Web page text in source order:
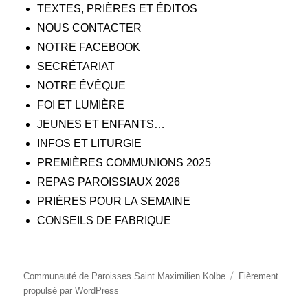
TEXTES, PRIÈRES ET ÉDITOS
NOUS CONTACTER
NOTRE FACEBOOK
SECRÉTARIAT
NOTRE ÉVÊQUE
FOI ET LUMIÈRE
JEUNES ET ENFANTS…
INFOS ET LITURGIE
PREMIÈRES COMMUNIONS 2025
REPAS PAROISSIAUX 2026
PRIÈRES POUR LA SEMAINE
CONSEILS DE FABRIQUE
Communauté de Paroisses Saint Maximilien Kolbe
Fièrement
propulsé par WordPress